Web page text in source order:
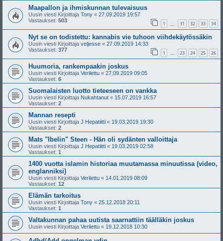
Maapallon ja ihmiskunnan tulevaisuus
Uusin viesti Kirjoittaja Tony « 27.09.2019 19:57
Vastaukset: 503 1 31 32 33 34
Nyt se on todistettu: kannabis vie tuhoon viihdekäytössäkin
Uusin viesti Kirjoittaja veljesse « 27.09.2019 14:33
Vastaukset: 377 1 … 23 24 25 26
Huumoria, rankempaakin joskus
Uusin viesti Kirjoittaja Verilettu « 27.09.2019 09:05
Vastaukset: 6
Suomalaisten luotto tieteeseen on vankka
Uusin viesti Kirjoittaja Nukahtanut « 15.07.2019 16:57
Vastaukset: 2
Mannan resepti
Uusin viesti Kirjoittaja J Hepatiitti « 19.03.2019 19:30
Vastaukset: 2
Mats "Ibelin" Steen - Hän oli sydänten valloittaja
Uusin viesti Kirjoittaja J Hepatiitti « 19.03.2019 02:58
Vastaukset: 1
1400 vuotta islamin historiaa muutamassa minuutissa (video,
englanniksi)
Uusin viesti Kirjoittaja Verilettu « 14.01.2019 08:09
Vastaukset: 12
Elämän tarkoitus
Uusin viesti Kirjoittaja Tony « 25.12.2018 20:11
Vastaukset: 1
Valtakunnan pahaa uutista saarnattiin täälläkin joskus
Uusin viesti Kirjoittaja Verilettu « 19.12.2018 10:30